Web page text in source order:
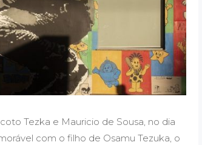
Tezka e Mauricio de Sousa, no dia
com o filho de Osamu Tezuka, o